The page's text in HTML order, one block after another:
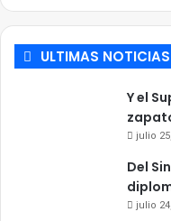
ULTIMAS NOTICIAS
Y el
julio
Del
julio